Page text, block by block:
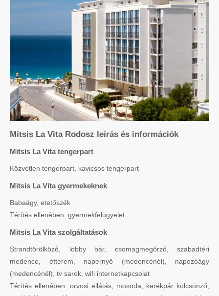
Mitsis La Vita Rodosz leírás és információk
Mitsis La Vita tengerpart
Közvetlen tengerpart, kavicsos tengerpart
Mitsis La Vita gyermekeknek
Babaágy, etetőszék
Térítés ellenében: gyermekfelügyelet
Mitsis La Vita szolgáltatások
Strandtörölköző, lobby bár, csomagmegőrző, szabadtéri
medence, étterem, napernyő (medencénél), napozóágy
(medencénél), tv sarok, wifi internetkapcsolat
Térítés ellenében: orvosi ellátás, mosoda, kerékpár kölcsönző,